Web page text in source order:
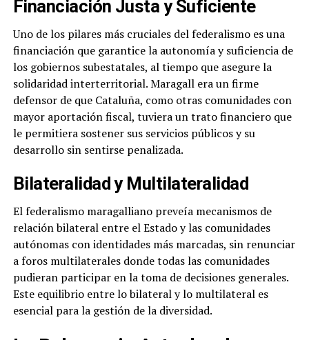
Financiación Justa y Suficiente
Uno de los pilares más cruciales del federalismo es una
financiación que garantice la autonomía y suficiencia de
los gobiernos subestatales, al tiempo que asegure la
solidaridad interterritorial. Maragall era un firme
defensor de que Cataluña, como otras comunidades con
mayor aportación fiscal, tuviera un trato financiero que
le permitiera sostener sus servicios públicos y su
desarrollo sin sentirse penalizada.
Bilateralidad y Multilateralidad
El federalismo maragalliano preveía mecanismos de
relación bilateral entre el Estado y las comunidades
autónomas con identidades más marcadas, sin renunciar
a foros multilaterales donde todas las comunidades
pudieran participar en la toma de decisiones generales.
Este equilibrio entre lo bilateral y lo multilateral es
esencial para la gestión de la diversidad.